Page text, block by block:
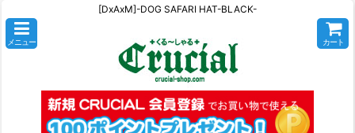
[DxAxM]-DOG SAFARI HAT-BLACK-
メニュー カート